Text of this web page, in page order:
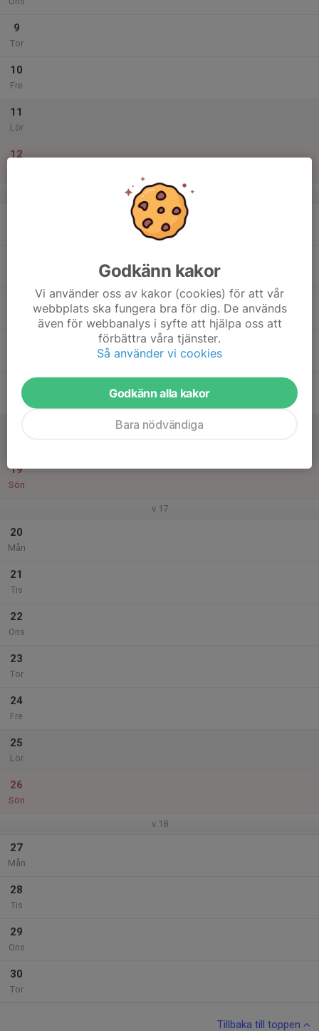
9
Tor
10
Fre
11
Lör
12
v.16
17
Fre
19
Sön
v.17
20
Mån
21
Tis
22
Ons
23
Tor
24
Fre
25
Lör
26
Sön
v.18
27
Mån
28
Tis
29
Ons
30
Tor
Tillbaka till toppen
Godkänn kakor
Vi använder oss av kakor (cookies) för att vår
webbplats ska fungera bra för dig. De används
även för webbanalys i syfte att hjälpa oss att
förbättra våra tjänster.
Så använder vi cookies
Godkänn alla kakor
Bara nödvändiga